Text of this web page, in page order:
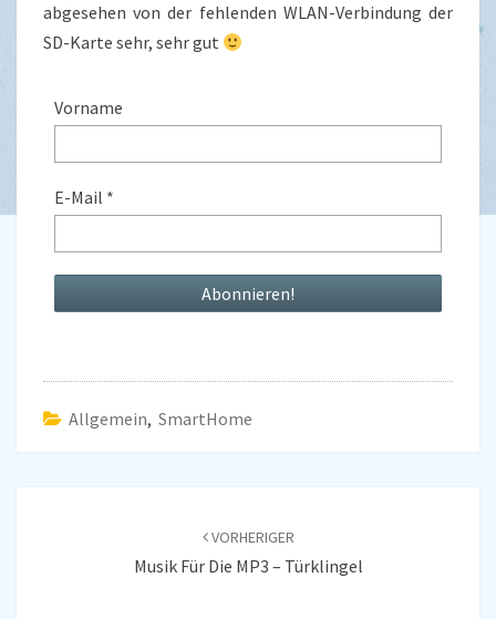
abgesehen von der fehlenden WLAN-Verbindung der
SD-Karte sehr, sehr gut
Vorname
E-Mail *
Allgemein, SmartHome
VORHERIGER
Musik Für Die MP3 – Türklingel